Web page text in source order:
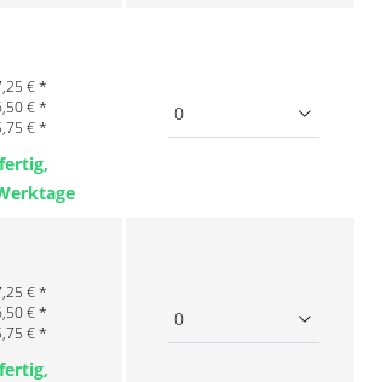
€ *
€ *
€ *
0
€ *
€ *
€ *
0